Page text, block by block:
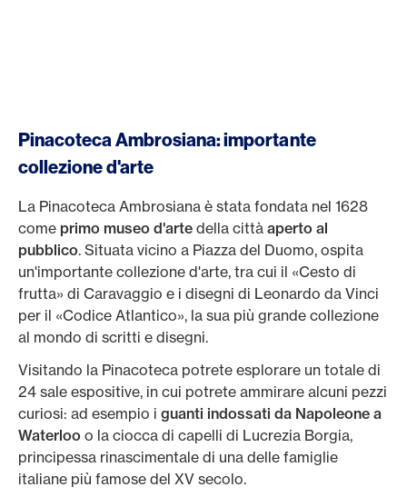
Pinacoteca Ambrosiana: importante
collezione d'arte
La Pinacoteca Ambrosiana è stata fondata nel 1628
come primo museo d'arte della città aperto al
pubblico. Situata vicino a Piazza del Duomo, ospita
un'importante collezione d'arte, tra cui il «Cesto di
frutta» di Caravaggio e i disegni di Leonardo da Vinci
per il «Codice Atlantico», la sua più grande collezione
al mondo di scritti e disegni.
Visitando la Pinacoteca potrete esplorare un totale di
24 sale espositive, in cui potrete ammirare alcuni pezzi
curiosi: ad esempio i guanti indossati da Napoleone a
Waterloo o la ciocca di capelli di Lucrezia Borgia,
principessa rinascimentale di una delle famiglie
italiane più famose del XV secolo.